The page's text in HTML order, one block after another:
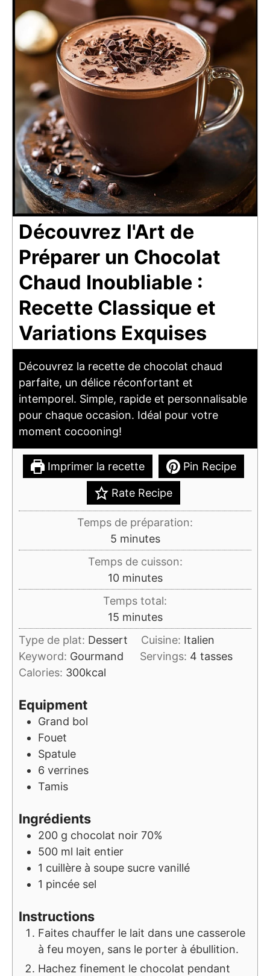
Découvrez l'Art de
Préparer un Chocolat
Chaud Inoubliable :
Recette Classique et
Variations Exquises
Découvrez la recette de chocolat chaud
parfaite, un délice réconfortant et
intemporel. Simple, rapide et personnalisable
pour chaque occasion. Idéal pour votre
moment cocooning!
Imprimer la recette Pin Recipe
Rate Recipe
Temps de préparation:
5minutes
minutes
Temps de cuisson:
10minutes
minutes
Temps total:
15minutes
minutes
Type de plat: Dessert Cuisine: Italien
Keyword: Gourmand Servings: 4 tasses
Calories: 300kcal
Equipment
Grand bol
Fouet
Spatule
6 verrines
Tamis
Ingrédients
200 g chocolat noir 70%
500 ml lait entier
1 cuillère à soupe sucre vanillé
1 pincée sel
Instructions
Faites chauffer le lait dans une casserole
à feu moyen, sans le porter à ébullition.
Hachez finement le chocolat pendant